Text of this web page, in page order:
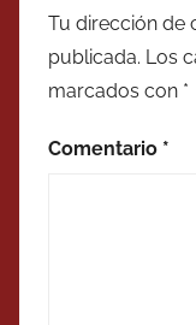
Tu dirección de
publicada. Los
marcados con *
Comentario *